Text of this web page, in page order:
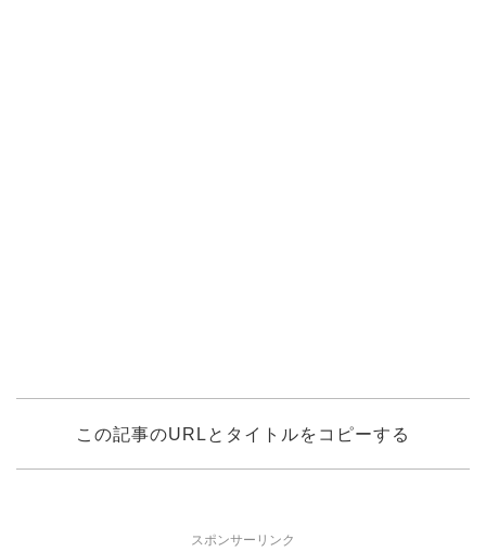
この記事のURLとタイトルをコピーする
スポンサーリンク